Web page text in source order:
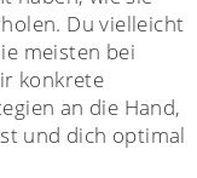
Du vielleicht
meisten bei
konkrete
an die Hand,
und dich optimal